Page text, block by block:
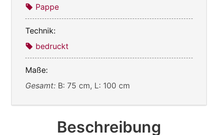
Pappe
Technik:
bedruckt
Maße:
Gesamt: B: 75 cm, L: 100 cm
Beschreibung